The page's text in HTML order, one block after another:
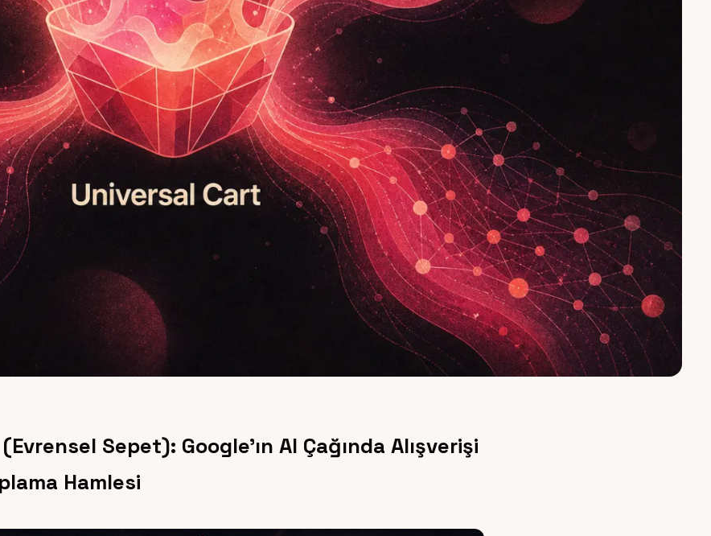
Sepet): Google’ın AI Çağında Alışverişi
Hamlesi